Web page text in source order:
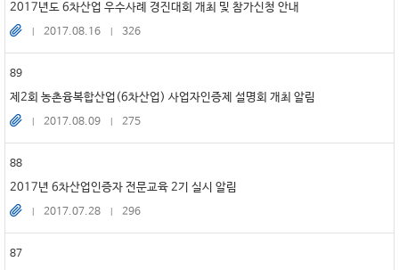
2017년도 6차산업 우수사례 경진대회 개최 및 참가신청 안내
2017.08.16
326
89
제2회 농촌융복합산업(6차산업) 사업자인증제 설명회 개최 알림
2017.08.09
275
88
2017년 6차산업인증자 전문교육 2기 실시 알림
2017.07.28
296
87